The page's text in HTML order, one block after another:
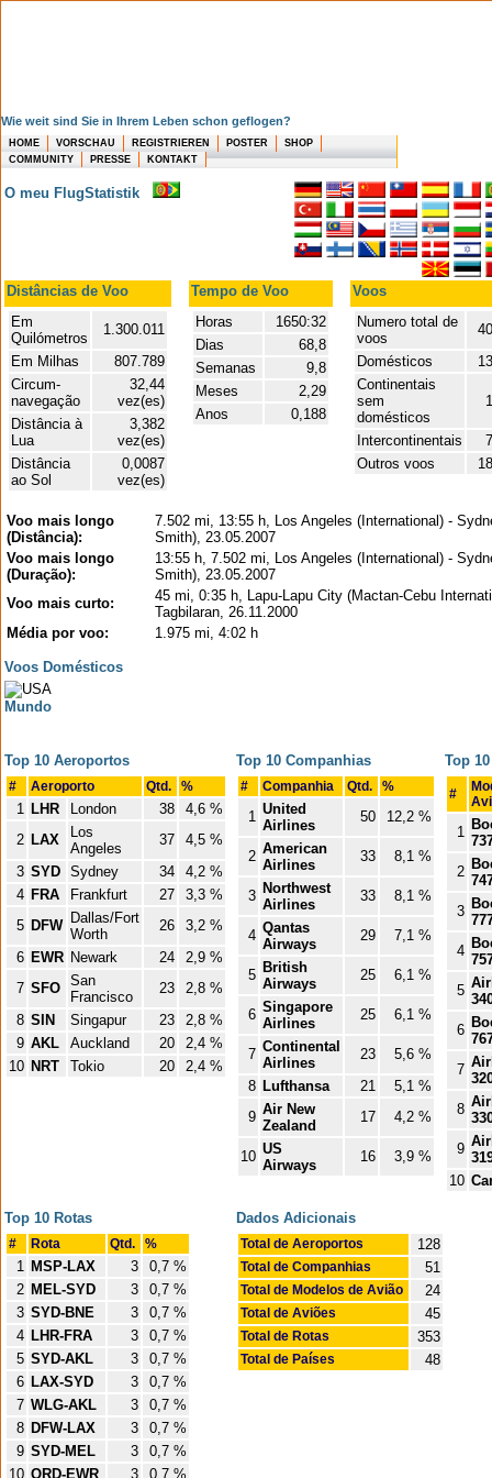
Wie weit sind Sie in Ihrem Leben schon geflogen?
HOME VORSCHAU REGISTRIEREN POSTER
SHOP
COMMUNITY
PRESSE KONTAKT
O meu FlugStatistik
Distâncias de Voo Tempo de Voo
Voos
Em
Quilómetros
1.300.011
Em Milhas
807.789
Circum-
navegação
32,44
vez(es)
Distância à
Lua
3,382
vez(es)
Distância
ao Sol
0,0087
vez(es)
Horas
1650:32
Dias
68,8
Semanas
9,8
Meses
2,29
Anos
0,188
Numero total de
voos
Domésticos
Continentais
sem
domésticos
Intercontinentais
Outros voos
Voo mais longo
(Distância):
7.502 mi, 13:55 h, Los Angeles (International) -
Smith), 23.05.2007
Voo mais longo
(Duração):
13:55 h, 7.502 mi, Los Angeles (International) -
Smith), 23.05.2007
Voo mais curto:
45 mi, 0:35 h, Lapu-Lapu City (Mactan-Cebu
Tagbilaran, 26.11.2000
Média por voo:
1.975 mi, 4:02 h
Voos Domésticos
Mundo
Top 10 Aeroportos
# Aeroporto Qtd. %
1 LHR London 38
4,6 %
2 LAX
Los
Angeles
37
4,5 %
3 SYD Sydney 34
4,2 %
4 FRA Frankfurt 27
3,3 %
5 DFW Dallas/Fort
Worth
26
3,2 %
6 EWR Newark 24
2,9 %
7 SFO San
Francisco
23
2,8 %
8 SIN Singapur 23
2,8 %
9 AKL Auckland 20
2,4 %
10 NRT Tokio 20 2,4 %
Top 10 Companhias
# Companhia Qtd. %
1 United
Airlines
50 12,2 %
2 American
Airlines
33 8,1 %
3 Northwest
Airlines
33 8,1 %
4 Qantas
Airways
29 7,1 %
5 British
Airways
25 6,1 %
6 Singapore
Airlines
25 6,1 %
7 Continental
Airlines
23
5,6 %
8 Lufthansa 21
5,1 %
9 Air New
Zealand
17 4,2 %
10 US
Airways
16 3,9 %
Top
#
1
2
3
4
5
6
7
8
9
10
Top 10 Rotas
# Rota Qtd. %
1 MSP-LAX 3
0,7 %
2 MEL-SYD 3
0,7 %
3 SYD-BNE 3
0,7 %
4 LHR-FRA 3
0,7 %
5 SYD-AKL 3
0,7 %
6 LAX-SYD 3
0,7 %
7 WLG-AKL 3
0,7 %
8 DFW-LAX 3
0,7 %
9 SYD-MEL 3
0,7 %
10 ORD-EWR 3 0,7 %
Dados Adicionais
Total de Aeroportos 128
Total de Companhias 51
Total de Modelos de Avião 24
Total de Aviões 45
Total de Rotas 353
Total de Países 48